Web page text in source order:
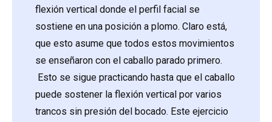
flexión vertical donde el perfil facial se
sostiene en una posición a plomo. Claro está,
que esto asume que todos estos movimientos
se enseñaron con el caballo parado primero.
Esto se sigue practicando hasta que el caballo
puede sostener la flexión vertical por varios
trancos sin presión del bocado. Este ejercicio